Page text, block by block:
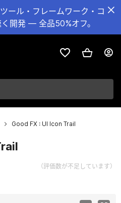
ール・フレームワーク・コ
開発 — 全品50%オフ。
Good FX : UI Icon Trail
（評価数が不足しています）